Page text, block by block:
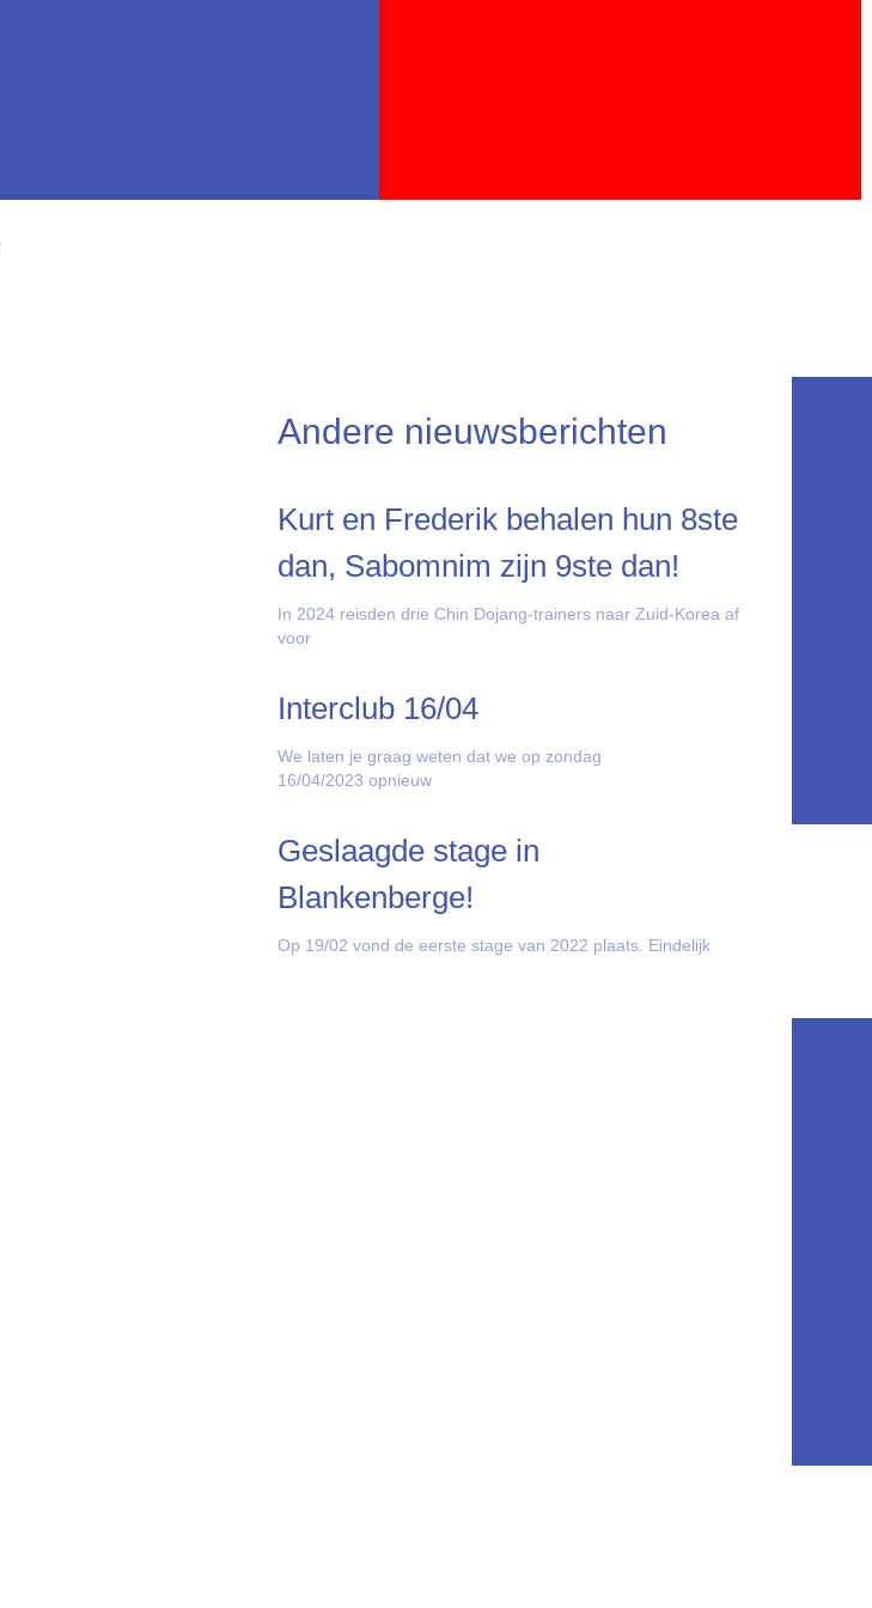
Andere nieuwsberichten
Kurt en Frederik behalen hun 8ste
dan, Sabomnim zijn 9ste dan!
In 2024 reisden drie Chin Dojang-trainers naar Zuid-Korea af
voor
Interclub 16/04
We laten je graag weten dat we op zondag
16/04/2023 opnieuw
Geslaagde stage in
Blankenberge!
Op 19/02 vond de eerste stage van 2022 plaats. Eindelijk